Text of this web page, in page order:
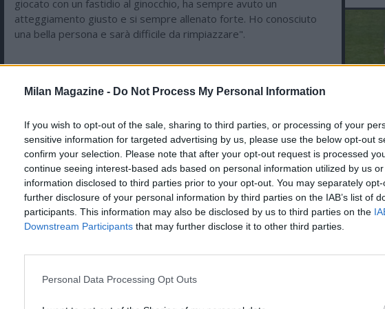
Milan Magazine - Do Not Process My Personal Information
If you wish to opt-out of the sale, sharing to third parties, or processing of your
sensitive information for targeted advertising by us, please use the below opt-out
confirm your selection. Please note that after your opt-out request is processed
continue seeing interest-based ads based on personal information utilized by us
information disclosed to third parties prior to your opt-out. You may separately
further disclosure of your personal information by third parties on the IAB’s list of
participants. This information may also be disclosed by us to third parties on the
Downstream Participants that may further disclose it to other third parties.
Personal Data Processing Opt Outs
giocato con un fastidio al ginocchio, ha sempre avuto un
atteggiamento giusto e si sempre allenato forte. Ho conosciuto
una bella persona e sarà difficile da rimpiazzare".
ULTIMISSIME CALCIO
"Amorim? Mi piace il suo calcio, è un
gioco dominante e di intensità, ho
grande rispetto per il mister"
07.08 19:31 - UFFICIALE - Milan,
risoluzione consensuale con Bennacer,
il comunicato
Chelsea, le probabili formazioni
del